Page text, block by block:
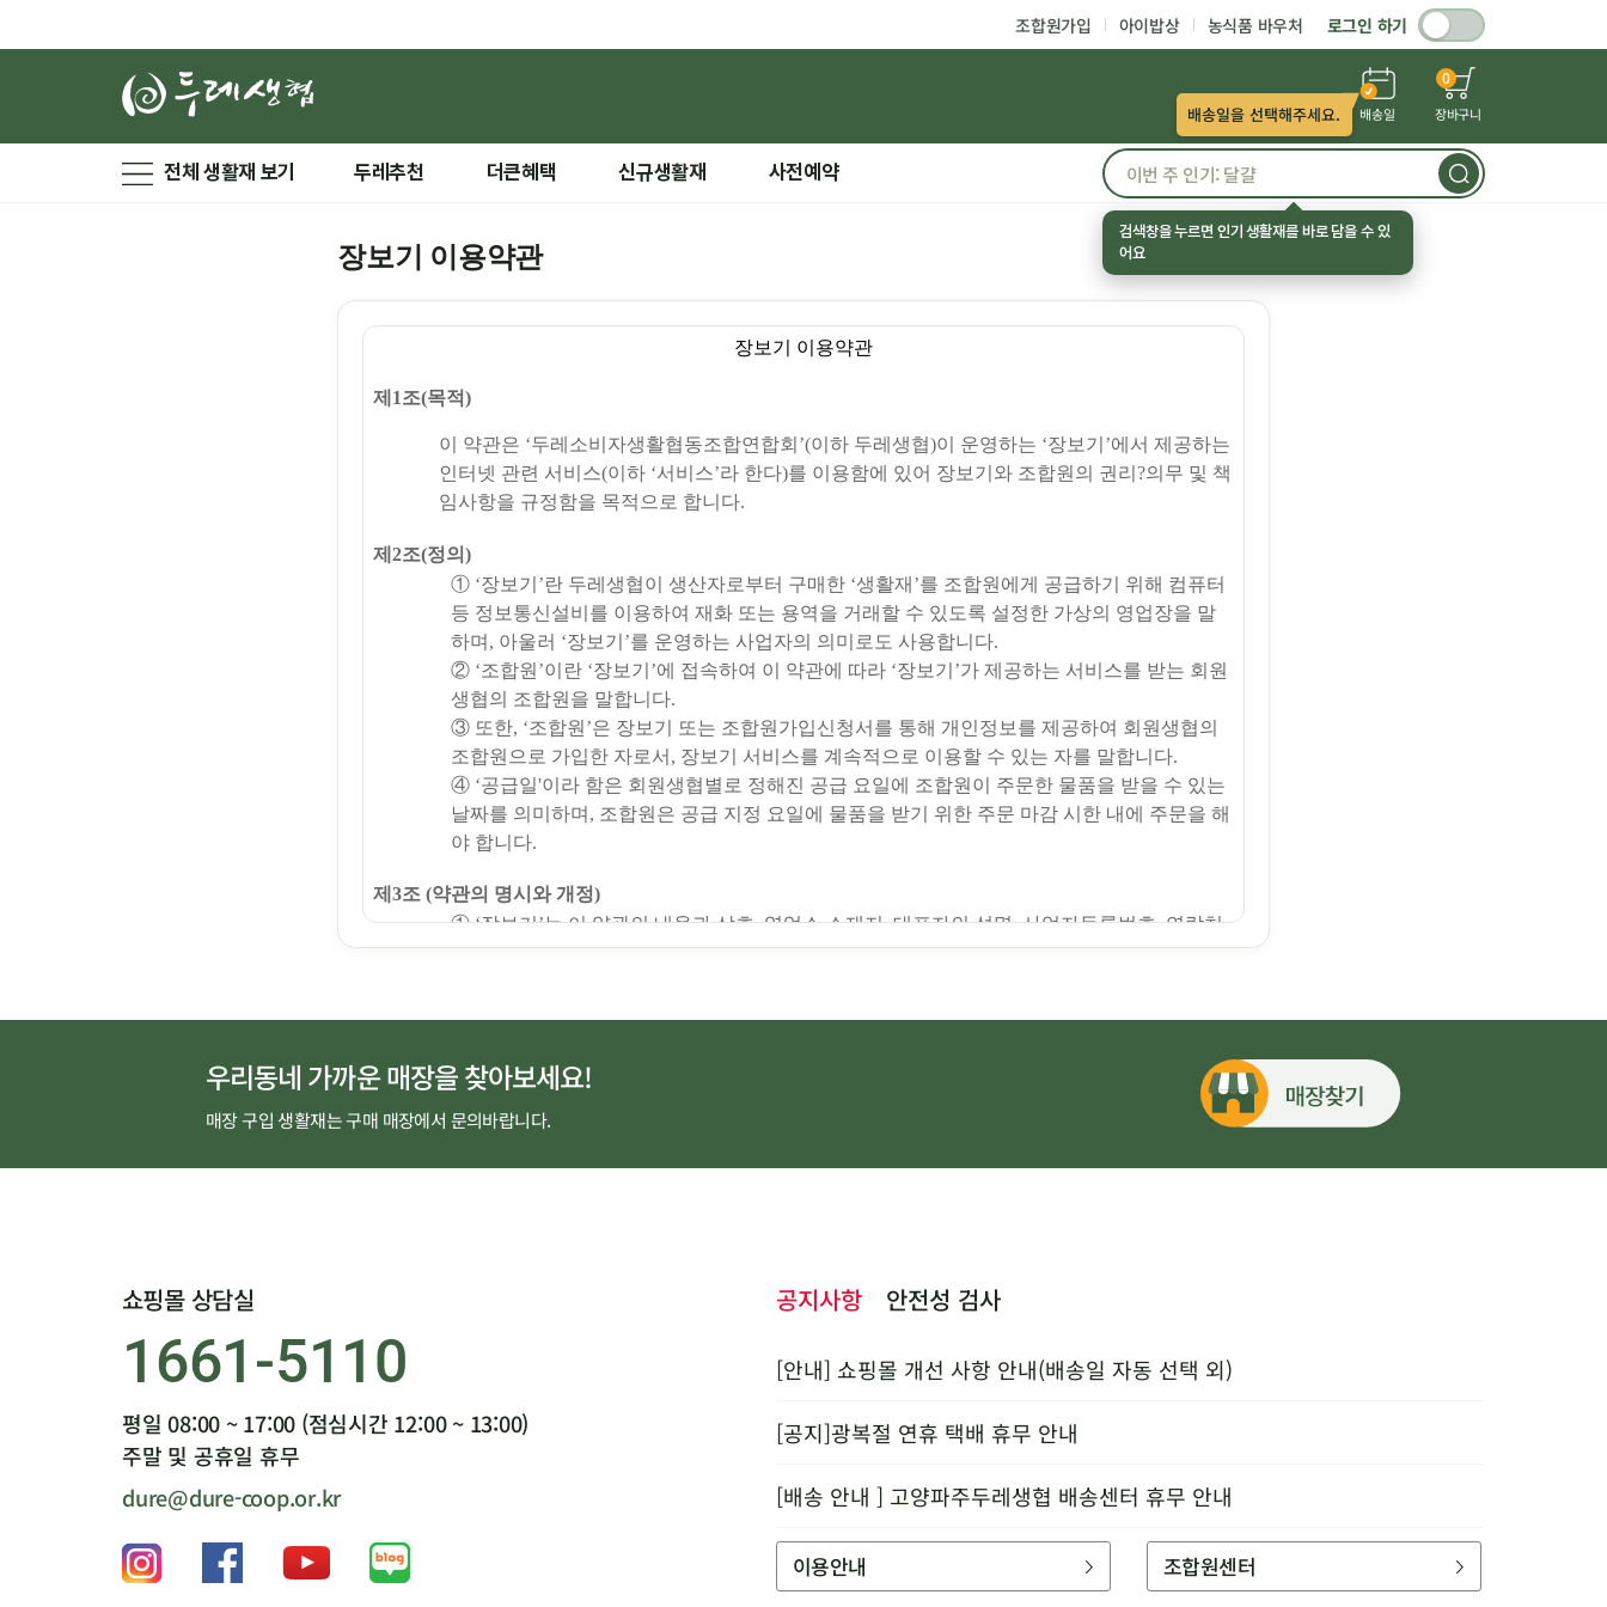
조합원가입 아이밥상 농식품 바우처 로그인 하기
배송일
배송일을 선택해주세요.
0
장바구니
전체 생활재 보기 두레추천 더큰혜택 신규생활재 사전예약
장보기 이용약관
우리동네 가까운 매장을 찾아보세요!
매장 구입 생활재는 구매 매장에서 문의바랍니다.
쇼핑몰 상담실
1661-5110
평일 08:00 ~ 17:00 (점심시간 12:00 ~ 13:00)
주말 및 공휴일 휴무
dure@dure-coop.or.kr
공지사항 안전성 검사
[안내] 쇼핑몰 개선 사항 안내(배송일 자동 선택 외)
[공지]광복절 연휴 택배 휴무 안내
[배송 안내 ] 고양파주두레생협 배송센터 휴무 안내
이용안내 조합원센터
검색창을 누르면 인기 생활재를 바로 담을 수 있
어요